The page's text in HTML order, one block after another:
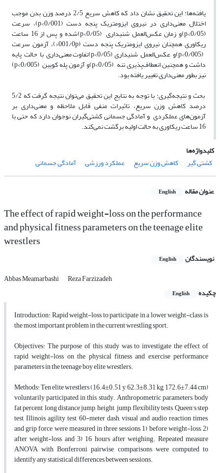
یافته‌ها: این تحقیق نشان داد که کاهش سریع 2/5 درصد وزن بدن موجب
اختلال معنی‌داری در نیروی ایزومتریک پنجه دست (0/001>p)، سرعت
(0/05>p)و زمان عکس‌العمل شنیداری (0/05>p)شده و پس از 16 ساعت
ریکاوری همچنان نیروی ایزومتریک پنجه دست (001/0p<)، آزمون سرعت
(0/005>p)و عکس‌العمل شنیداری (0/05>p)تفاوت معنی‌داری با حالت پایه
داشت و همچنین انعطاف‌پذیری تنه (0/05>p)و آزمون پله کویین (0/005>p)
نیز بطور معنی‌داری تغییر یافته بود.
بحث و نتیجه‌گیری: با توجه به نتایج این تحقیق می‌توان نتیجه گرفت که 5/2
درصد کاهش وزن سریع، تاثیرات منفی قابل‌ ملاحظه و معنی‌داری بر
آزمون‌های عملکردی و آمادگی جسمانی کشتی‌گیران نوجوان دارد که حتی با
16 ساعت ریکاوری به حالت اولیه برگشت نمی‌کند.
کلیدواژه‌ها
کشتی گیر
کاهش وزن سریع عملکرد ورزشی آمادگی جسمانی
عنوان مقاله English
The effect of rapid weight-loss on the performance
and physical fitness parameters on the teenage elite
wrestlers
نویسندگان English
Abbas Meamarbashi
Reza Farzizadeh
چکیده
English
Introduction: Rapid weight-loss to participate in a lower weight-class is
the most important problem in the current wrestling sport.
Objectives: The purpose of this study was to investigate the effect of
rapid weight-loss on the physical fitness and exercise performance
parameters in the teenage boy elite wrestlers.
Methods: Ten elite wrestlers (16.4±0.51 y, 62.3±8.31 kg, 172.6±7.44 cm)
voluntarily participated in this study. Anthropometric parameters, body
fat percent, long distance jump, height jump, flexibility tests, Queen's step
test, Illinois agility test, 60-meter dash, visual and audio reaction times,
and grip force were measured in three sessions 1) before weight-loss, 2)
after weight-loss and 3) 16 hours after weighing. Repeated measure
ANOVA with Bonferroni pairwise comparisons were computed to
identify any statistical differences between sessions.